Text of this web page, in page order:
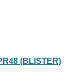
(BLISTER)